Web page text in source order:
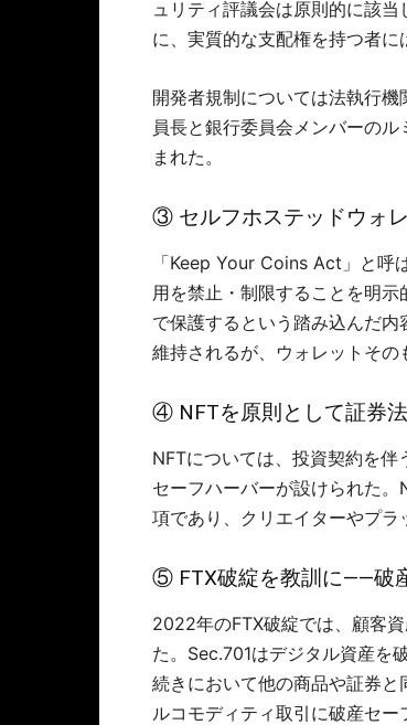
ュリティ評議会は原則的に該
に、実質的な支配権を持つ者に
開発者規制については法執行
員長と銀行委員会メンバーの
まれた。
③ セルフホステッドウォ
「Keep Your Coins Act」と呼
用を禁止・制限することを明
で保護するという踏み込んだ
維持されるが、ウォレットその
④ NFTを原則として証券法
NFTについては、投資契約を
セーフハーバーが設けられた
項であり、クリエイターやプラ
⑤ FTX破綻を教訓に――破
2022年のFTX破綻では、顧客
た。Sec.701はデジタル資産を
続きにおいて他の商品や証券
ルコモディティ取引に破産セ